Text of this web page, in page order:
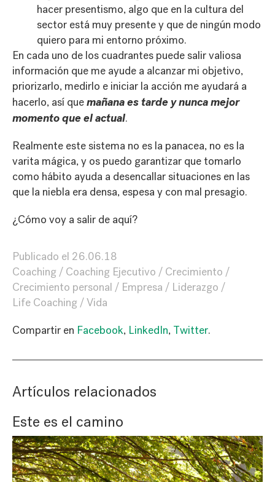
hacer presentismo, algo que en la cultura del
sector está muy presente y que de ningún modo
quiero para mi entorno próximo.
En cada uno de los cuadrantes puede salir valiosa
información que me ayude a alcanzar mi objetivo,
priorizarlo, medirlo e iniciar la acción me ayudará a
hacerlo, así quemañana es tarde y nunca mejor
momento que el actual.
Realmente este sistema no es la panacea, no es la
varita mágica, y os puedo garantizar que tomarlo
como hábito ayuda a desencallar situaciones en las
que la niebla era densa, espesa y con mal presagio.
¿Cómo voy a salir de aquí?
Publicado el 26.06.18
Coaching
Coaching Ejecutivo
Crecimiento
Crecimiento personal
Empresa
Liderazgo
Life Coaching
Vida
Compartir en Facebook, LinkedIn, Twitter.
Artículos relacionados
Este es el camino